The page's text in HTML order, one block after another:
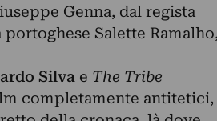
Genna, dal regista
Salette
Silva e The Tribe
completamente antitetici,